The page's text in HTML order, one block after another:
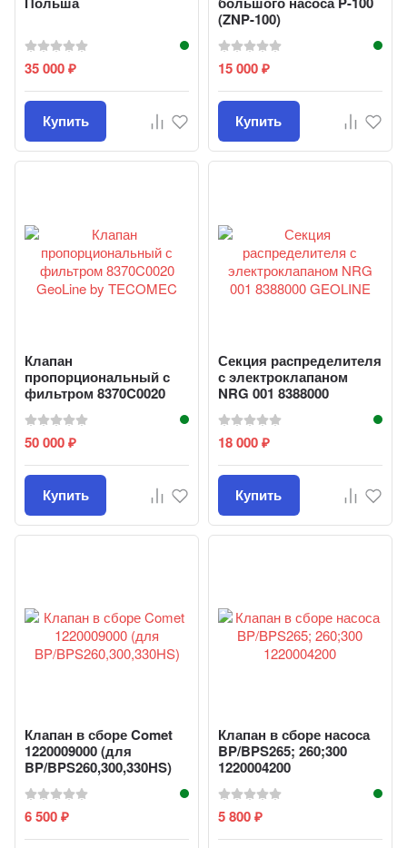
35 000₽
Купить
(ZNP-100)
15 000 ₽
Купить
Клапан
пропорциональный с
фильтром 8370C0020
GeoLine by TECOMEC
50 000₽
Купить
Секция распределителя
с электроклапаном
NRG 001 8388000
GEOLINE
18 000 ₽
Купить
Клапан в сборе Comet
1220009000 (для
BP/BPS260,300,330HS)
6 500₽
Клапан в сборе насоса
BP/BPS265; 260;300
1220004200
5 800 ₽